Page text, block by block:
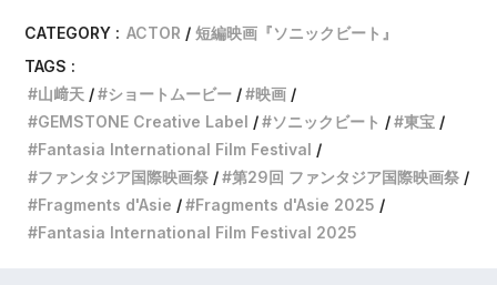
CATEGORY : ACTOR
短編映画『ソニックビート』
TAGS :
山﨑天
ショートムービー
映画
GEMSTONE Creative Label
ソニックビート
東宝
Fantasia International Film Festival
ファンタジア国際映画祭
第29回 ファンタジア国際映画祭
Fragments d'Asie
Fragments d'Asie 2025
Fantasia International Film Festival 2025